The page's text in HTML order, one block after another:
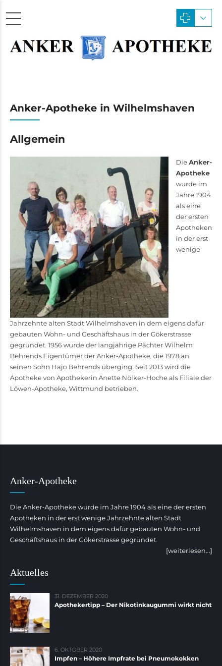
Anker-Apotheke in Wilhelmshaven
Allgemein
DieAnker-
Apotheke
wurde im
Jahre 1904
als eine
der ersten
Apotheken
in der erst
wenige
Jahrzehnte alten Stadt Wilhelmshaven in dem eigens dafür
gebauten Wohn- und Geschäftshaus in der Gökerstrasse
gegründet. 1956 wurde der langjährige Pächter Wilhelm
Behrends Eigentümer der Anker-Apotheke, die 1978 an
seinen Sohn Hajo Behrends überging. Seit 2013 wird die
Apotheke von Apothekerin Anette Nölker-Hoche als Filiale der
Löwen-Apotheke, Wittmund betrieben.
Anker-Apotheke
Die Anker-Apotheke wurde im Jahre 1904 als eine der ersten
Apotheken in der erst wenige Jahrzehnte alten Stadt
Wilhelmshaven in dem eigens dafür gebauten Wohn- und
Geschäftshaus in der Gökerstrasse gegründet.
[weiterlesen...]
Aktuelles
31. DEZEMBER 2020
Apothekertipp – Der Nikotinkaugummi wirkt nicht
6. OKTOBER 2020
Impfen – Höhere Impfrate bei Pneumokokken